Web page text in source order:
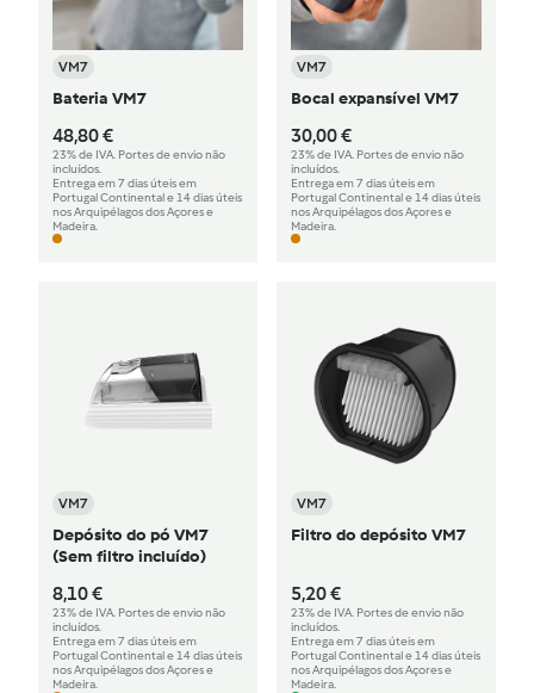
VM7
Bateria VM7
48,80 €
23% de IVA. Portes de envio não
incluídos.
Entrega em 7 dias úteis em
Portugal Continental e 14 dias úteis
nos Arquipélagos dos Açores e
Madeira.
VM7
Bocal expansível VM7
30,00 €
23% de IVA. Portes de envio não
incluídos.
Entrega em 7 dias úteis em
Portugal Continental e 14 dias úteis
nos Arquipélagos dos Açores e
Madeira.
VM7
Depósito do pó VM7
(Sem filtro incluído)
8,10 €
23% de IVA. Portes de envio não
incluídos.
Entrega em 7 dias úteis em
Portugal Continental e 14 dias úteis
nos Arquipélagos dos Açores e
Madeira.
VM7
Filtro do depósito VM7
5,20 €
23% de IVA. Portes de envio não
incluídos.
Entrega em 7 dias úteis em
Portugal Continental e 14 dias úteis
nos Arquipélagos dos Açores e
Madeira.